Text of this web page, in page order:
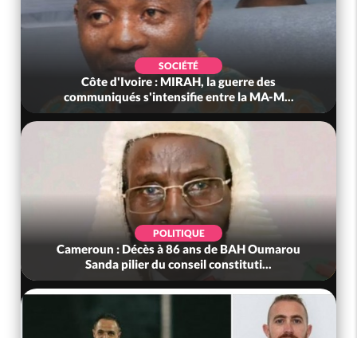
POLITIQUE
Côte d'Ivoire : Après le pari réussi du 66e
anniversaire, Adama Bictogo : «...
POLITIQUE
Bénin : L'ancien président Patrice Talon élu à la
tête du Sénat